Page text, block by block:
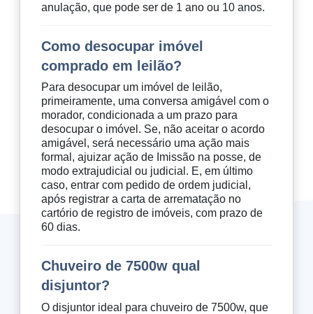
anulação, que pode ser de 1 ano ou 10 anos.
Como desocupar imóvel
comprado em leilão?
Para desocupar um imóvel de leilão,
primeiramente, uma conversa amigável com o
morador, condicionada a um prazo para
desocupar o imóvel. Se, não aceitar o acordo
amigável, será necessário uma ação mais
formal, ajuizar ação de Imissão na posse, de
modo extrajudicial ou judicial. E, em último
caso, entrar com pedido de ordem judicial,
após registrar a carta de arrematação no
cartório de registro de imóveis, com prazo de
60 dias.
Chuveiro de 7500w qual
disjuntor?
O disjuntor ideal para chuveiro de 7500w, que